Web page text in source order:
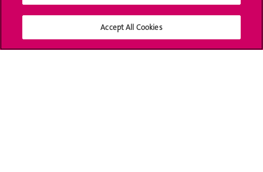
Médias sociaux UNIGE
Accept All Cookies